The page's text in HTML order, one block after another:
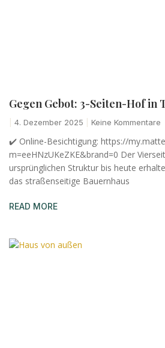
Gegen Gebot: 3-Seiten-Hof in
4. Dezember 2025 Keine Kommentare
✔️ Online-Besichtigung: https://
m=eeHNzUKeZKE&brand=0 Der
ursprünglichen Struktur bis heute
das straßenseitige Bauernhaus
READ MORE